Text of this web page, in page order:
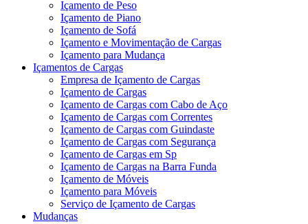
Içamento de Peso
Içamento de Piano
Içamento de Sofá
Içamento e Movimentação de Cargas
Içamento para Mudança
Içamentos de Cargas
Empresa de Içamento de Cargas
Içamento de Cargas
Içamento de Cargas com Cabo de Aço
Içamento de Cargas com Correntes
Içamento de Cargas com Guindaste
Içamento de Cargas com Segurança
Içamento de Cargas em Sp
Içamento de Cargas na Barra Funda
Içamento de Móveis
Içamento para Móveis
Serviço de Içamento de Cargas
Mudanças